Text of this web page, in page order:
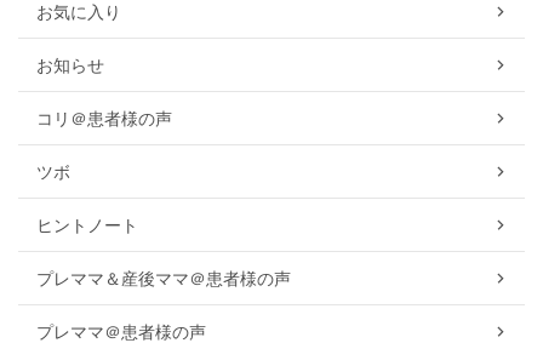
お気に入り
お知らせ
コリ＠患者様の声
ツボ
ヒントノート
プレママ＆産後ママ＠患者様の声
プレママ＠患者様の声